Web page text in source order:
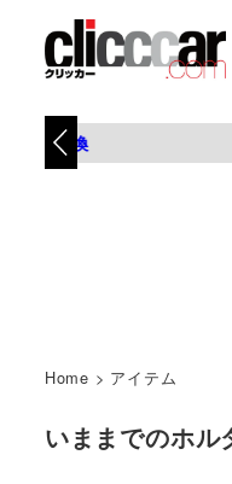
タイヤ交換
Home > アイテム
いままでのホル